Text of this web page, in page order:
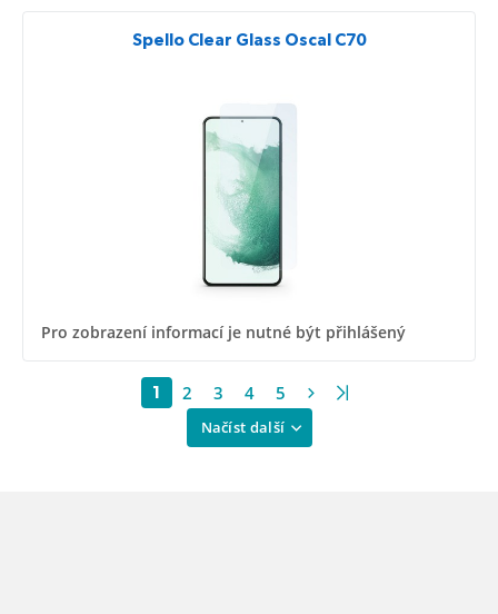
Spello Clear Glass Oscal C70
Pro zobrazení informací je nutné být přihlášený
Načíst další
1 2 3 4 5